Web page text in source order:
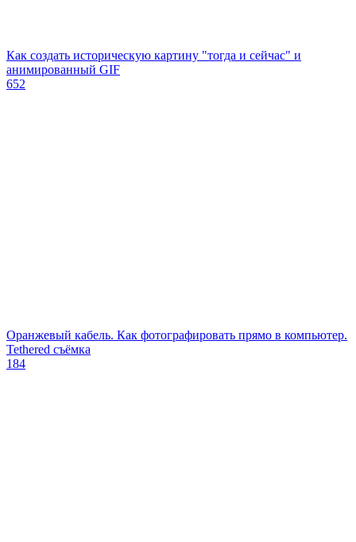
Как создать историческую картину "тогда и сейчас" и
анимированный GIF
652
Оранжевый кабель. Как фотографировать прямо в компьютер.
Tethered съёмка
184